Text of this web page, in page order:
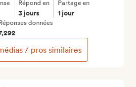
Répond en
3 jours
Partage en
1 jour
données
/ pros similaires